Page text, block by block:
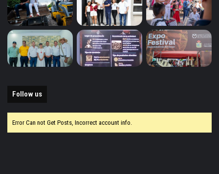
Follow us
Error Can not Get Posts, Incorrect account info.